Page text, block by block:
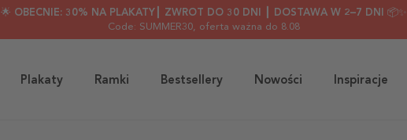
🌟 OBECNIE: 30% NA PLAKATY┃ ZWROT DO 30 DNI ┃ DOSTAWA W 2–7 DNI 📦✨
Code: SUMMER30, oferta ważna do 8.08
Plakaty Ramki Bestsellery Nowości Inspiracje